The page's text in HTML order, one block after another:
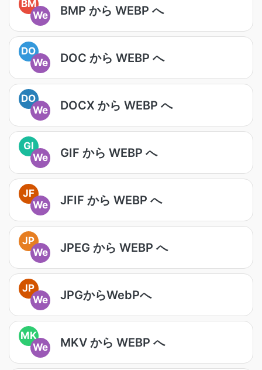
BM
We
BMP から WEBP へ
DO
We
DOC から WEBP へ
DO
We
DOCX から WEBP へ
GI
We
GIF から WEBP へ
JF
We
JFIF から WEBP へ
JP
We
JPEG から WEBP へ
JP
We
JPGからWebPへ
MK
We
MKV から WEBP へ